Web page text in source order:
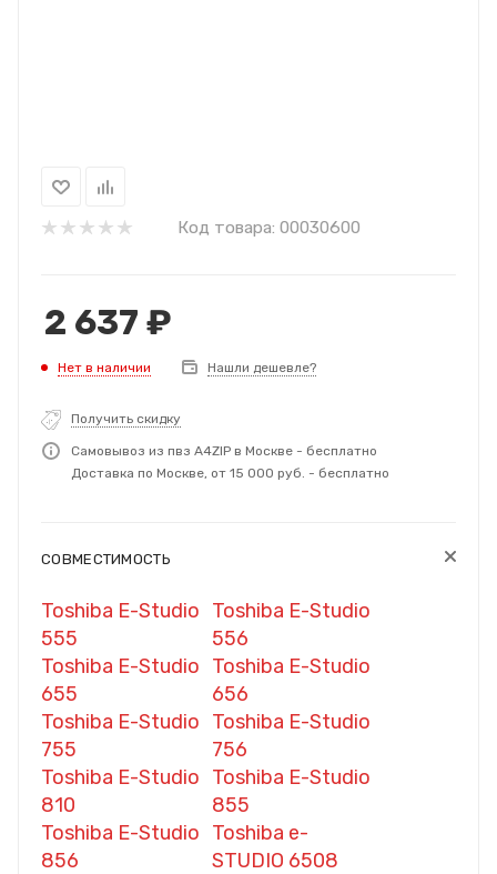
Код товара: 00030600
2 637 ₽
Нет в наличии Нашли дешевле?
Получить скидку
Самовывоз из пвз A4ZIP в Москве - бесплатно
Доставка по Москве, от 15 000 руб. - бесплатно
СОВМЕСТИМОСТЬ
Toshiba E-Studio
555
Toshiba E-Studio
556
Toshiba E-Studio
655
Toshiba E-Studio
656
Toshiba E-Studio
755
Toshiba E-Studio
756
Toshiba E-Studio
810
Toshiba E-Studio
855
Toshiba E-Studio
856
Toshiba e-
STUDIO 6508